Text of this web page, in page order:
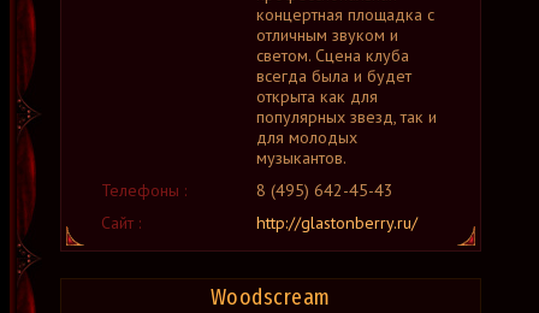
концертная площадка с
отличным звуком и
светом. Сцена клуба
всегда была и будет
открыта как для
популярных звезд, так и
для молодых
музыкантов.
Телефоны :
8 (495) 642-45-43
Сайт :
http://glastonberry.ru/
Woodscream